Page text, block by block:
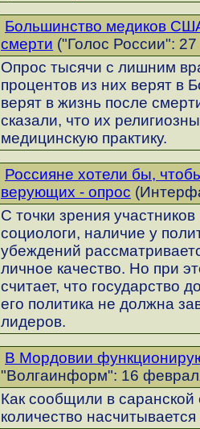
Большинство медиков
смерти ("Голос России":
Опрос тысячи с лишним
процентов из них верят в
верят в жизнь после
сказали, что их
медицинскую практику.
Россияне хотели бы,
верующих - опрос
С точки зрения
социологи, наличие у
убеждений
личное качество. Но при
считает, что государство
его политика не должна
лидеров.
В Мордовии
"Волгаинформ": 16
Как сообщили в
количество